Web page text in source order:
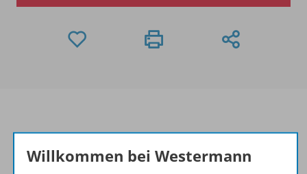
Produktinformationen
Willkommen bei Westermann